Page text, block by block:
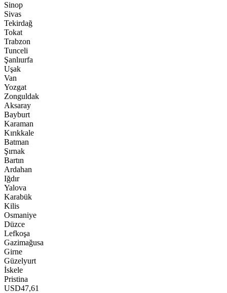
Sinop
Sivas
Tekirdağ
Tokat
Trabzon
Tunceli
Şanlıurfa
Uşak
Van
Yozgat
Zonguldak
Aksaray
Bayburt
Karaman
Kırıkkale
Batman
Şırnak
Bartın
Ardahan
Iğdır
Yalova
Karabük
Kilis
Osmaniye
Düzce
Lefkoşa
Gazimağusa
Girne
Güzelyurt
İskele
Pristina
USD47,61